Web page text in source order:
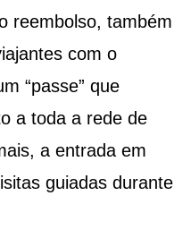
reembolso, também
com o
“passe” que
a toda a rede de
a entrada em
guiadas durante